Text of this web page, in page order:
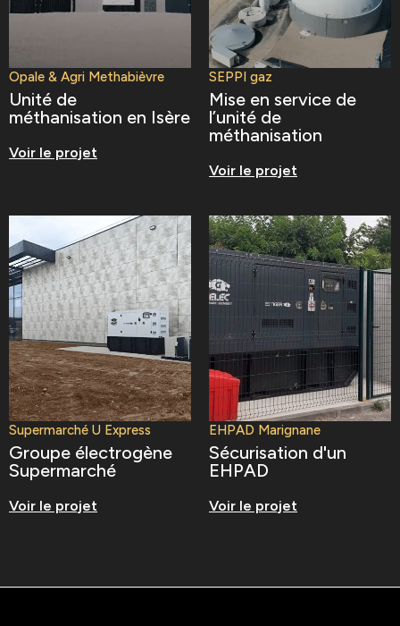
Opale & Agri Methabièvre
Unité de
méthanisation en Isère
Voir le projet
SEPPI gaz
Mise en service de
l’unité de
méthanisation
Voir le projet
Supermarché U Express
Groupe électrogène
Supermarché
Voir le projet
EHPAD Marignane
Sécurisation d'un
EHPAD
Voir le projet